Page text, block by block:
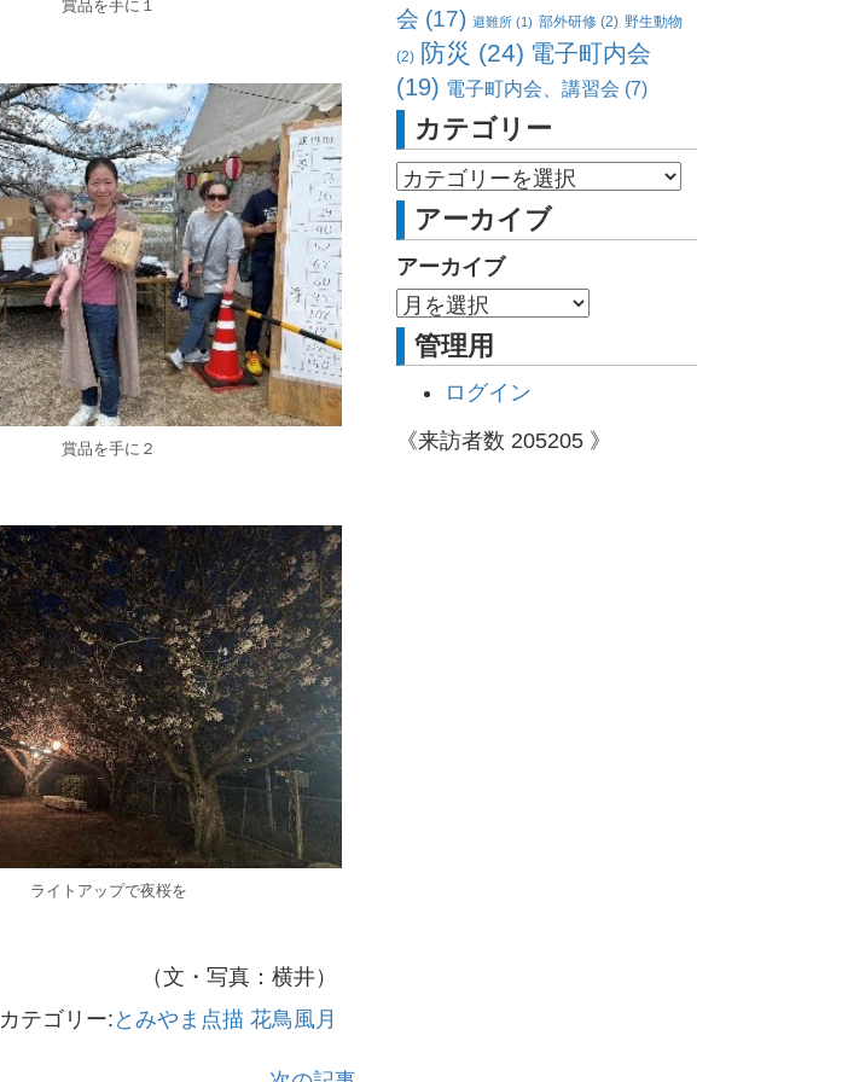
賞品を手に１
賞品を手に２
ライトアップで夜桜を
（文・写真：横井）
カテゴリー: とみやま点描 花鳥風月
会 (17) 避難所(1) 部外研修(2) 野生動物
(2) 防災 (24) 電子町内会
(19) 電子町内会、講習会 (7)
カテゴリー
アーカイブ
アーカイブ
管理用
ログイン
《来訪者数 205205》